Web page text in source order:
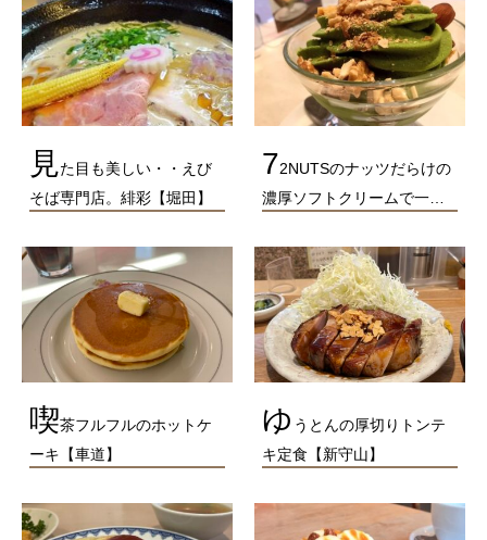
見た目も美しい・・えび
そば専門店。緋彩【堀田】
72NUTSのナッツだらけの
濃厚ソフトクリームで一…
喫茶フルフルのホットケ
ーキ【車道】
ゆ うとんの厚切りトンテ
キ定食【新守山】